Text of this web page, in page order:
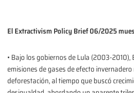
El Extractivism Policy Brief 06/2025
• Bajo los gobiernos de Lula (2003-2010),
emisiones de gases de efecto
deforestación, al tiempo que buscó